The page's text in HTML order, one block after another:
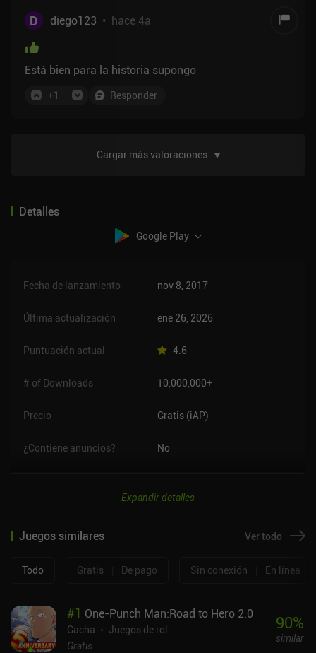
D diego123 • hace 4a
Está bien para la historia supongo
+1 Responder
Cargar más valoraciones
Detalles
Google Play
Fecha de lanzamiento nov 8, 2017
Última actualización ene 26, 2026
Puntuación actual 4.6
# of Downloads 10,000,000+
Precio Gratis (iAP)
¿Contiene anuncios? No
Expandir detalles
Juegos similares Ver todo
Todo Gratis De pago Sin conexión En línea
#1 One-Punch Man:Road to Hero 2.0
Gacha
Juegos de rol
Gratis
90%
similar